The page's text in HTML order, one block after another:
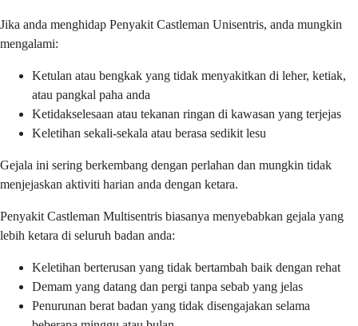
Jika anda menghidap Penyakit Castleman Unisentris, anda mungkin
mengalami:
Ketulan atau bengkak yang tidak menyakitkan di leher, ketiak,
atau pangkal paha anda
Ketidakselesaan atau tekanan ringan di kawasan yang terjejas
Keletihan sekali-sekala atau berasa sedikit lesu
Gejala ini sering berkembang dengan perlahan dan mungkin tidak
menjejaskan aktiviti harian anda dengan ketara.
Penyakit Castleman Multisentris biasanya menyebabkan gejala yang
lebih ketara di seluruh badan anda:
Keletihan berterusan yang tidak bertambah baik dengan rehat
Demam yang datang dan pergi tanpa sebab yang jelas
Penurunan berat badan yang tidak disengajakan selama